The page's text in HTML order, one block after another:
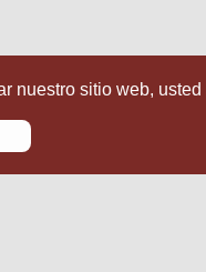
nuestro sitio web,